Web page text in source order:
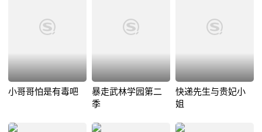
小哥哥怕是有毒吧
暴走武林学园第二
季
快递先生与贵妃小
姐